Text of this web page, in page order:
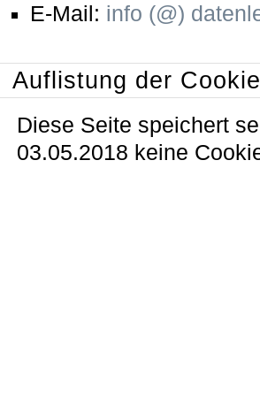
E-Mail: info (@)
Auflistung der
Diese Seite speichert
03.05.2018 keine